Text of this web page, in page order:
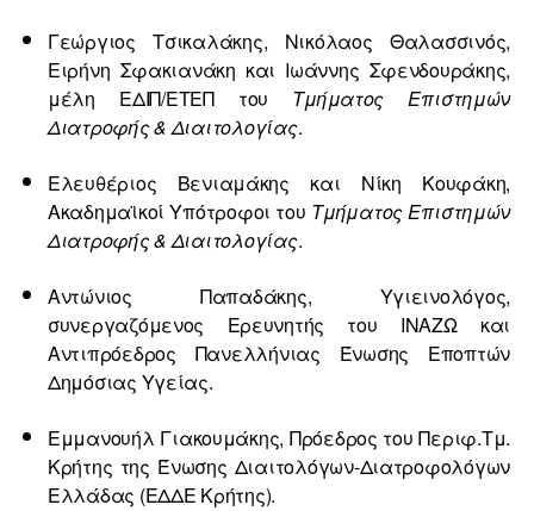
Γεώργιος Τσικαλάκης, Νικόλαος Θαλασσινός,
Ειρήνη Σφακιανάκη και Ιωάννης Σφενδουράκης,
μέλη ΕΔΙΠ/ΕΤΕΠ του Τμήματος Επιστημών
Διατροφής & Διαιτολογίας.
Ελευθέριος Βενιαμάκης και Νίκη Κουφάκη,
Ακαδημαϊκοί Υπότροφοι του Τμήματος Επιστημών
Διατροφής & Διαιτολογίας.
Αντώνιος Παπαδάκης, Υγιεινολόγος,
συνεργαζόμενος Ερευνητής του ΙΝΑΖΩ και
Αντιπρόεδρος Πανελλήνιας Ένωσης Εποπτών
Δημόσιας Υγείας.
Εμμανουήλ Γιακουμάκης, Πρόεδρος του Περιφ.Τμ.
Κρήτης της Ένωσης Διαιτολόγων-Διατροφολόγων
Ελλάδας (ΕΔΔΕ Κρήτης).